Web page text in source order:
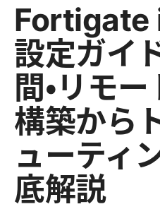
Fortigate
設定ガイ
間・リモ
構築から
ューティ
底解説